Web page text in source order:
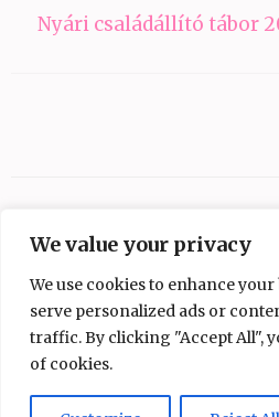
We value your privacy
We use cookies to enhance
serve personalized ads or
traffic. By clicking "Accept All",
of cookies.
Nyári családállító tábor
Copyright © 2026Ezüst-Híd
Developed By